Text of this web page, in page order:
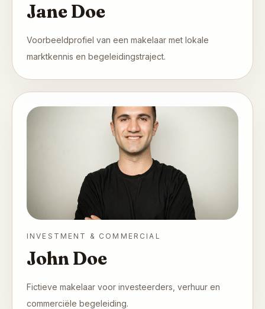
Jane Doe
Voorbeeldprofiel van een makelaar met lokale
marktkennis en begeleidingstraject.
INVESTMENT & COMMERCIAL
John Doe
Fictieve makelaar voor investeerders, verhuur en
commerciële begeleiding.